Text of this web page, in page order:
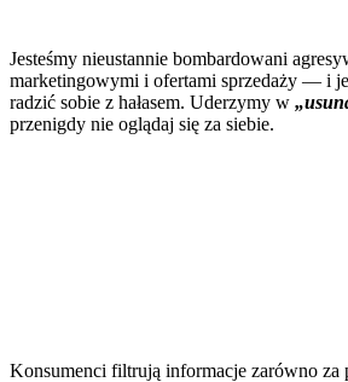
Jesteśmy nieustannie bombardowani
marketingowymi i ofertami sprzedaży — i
radzić sobie z hałasem. Uderzymy w
przenigdy nie oglądaj się za siebie.
Konsumenci filtrują informacje zarówno za